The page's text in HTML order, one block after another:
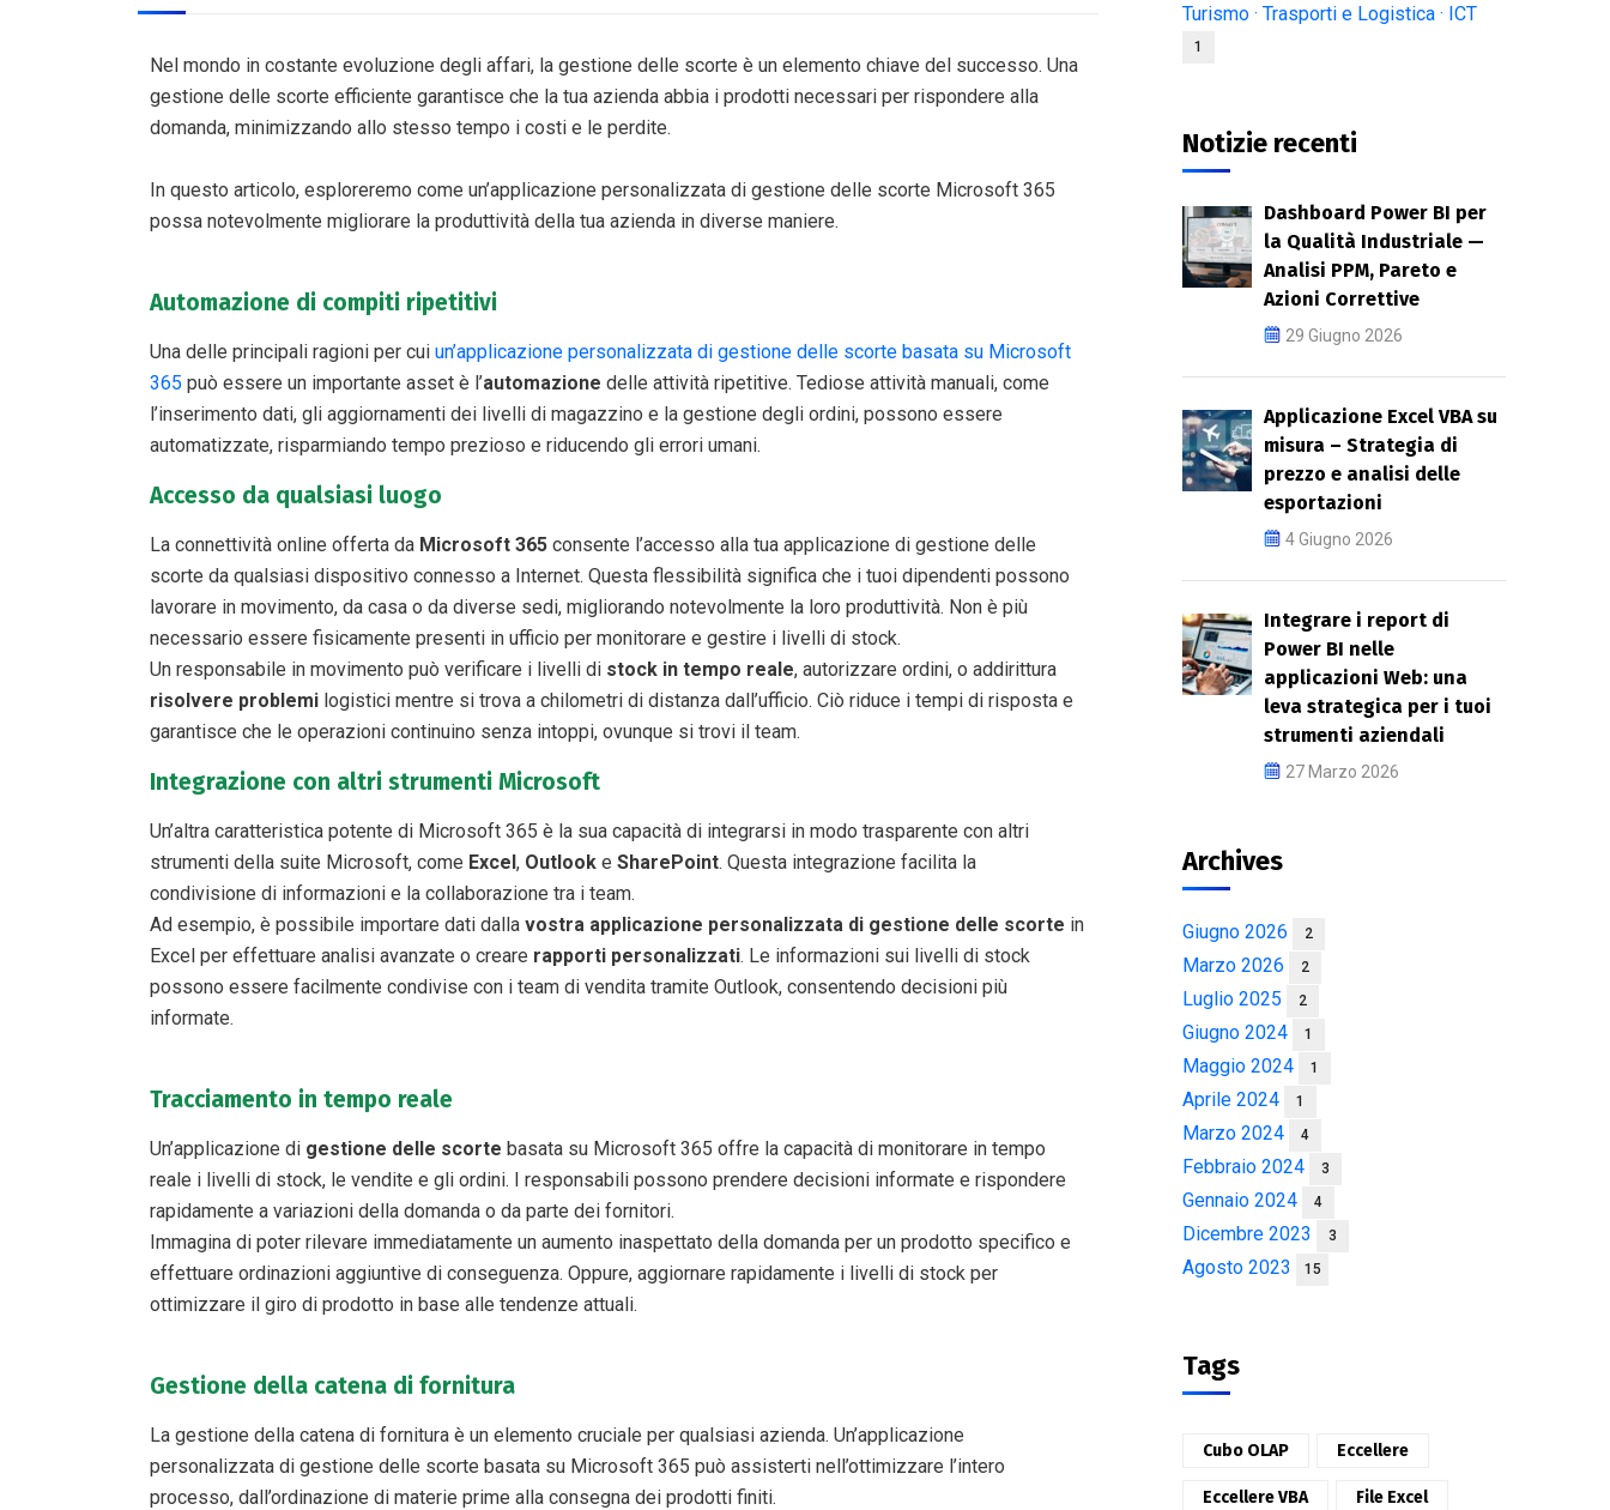
Nel mondo in costante evoluzione degli affari, la gestione delle scorte è un elemento chiave del successo. Una
gestione delle scorte efficiente garantisce che la tua azienda abbia i prodotti necessari per rispondere alla
domanda, minimizzando allo stesso tempo i costi e le perdite.
In questo articolo, esploreremo come un’applicazione personalizzata di gestione delle scorte Microsoft 365
possa notevolmente migliorare la produttività della tua azienda in diverse maniere.
Automazione di compiti ripetitivi
Una delle principali ragioni per cui un’applicazione personalizzata di gestione delle scorte basata su Microsoft
365 può essere un importante asset è l’automazione delle attività ripetitive. Tediose attività manuali, come
l’inserimento dati, gli aggiornamenti dei livelli di magazzino e la gestione degli ordini, possono essere
automatizzate, risparmiando tempo prezioso e riducendo gli errori umani.
Accesso da qualsiasi luogo​
La connettività online offerta da Microsoft 365 consente l’accesso alla tua applicazione di gestione delle
scorte da qualsiasi dispositivo connesso a Internet. Questa flessibilità significa che i tuoi dipendenti possono
lavorare in movimento, da casa o da diverse sedi, migliorando notevolmente la loro produttività. Non è più
necessario essere fisicamente presenti in ufficio per monitorare e gestire i livelli di stock.
Un responsabile in movimento può verificare i livelli di stock in tempo reale, autorizzare ordini, o addirittura
risolvere problemi logistici mentre si trova a chilometri di distanza dall’ufficio. Ciò riduce i tempi di risposta e
garantisce che le operazioni continuino senza intoppi, ovunque si trovi il team.
Integrazione con altri strumenti Microsoft​
Un’altra caratteristica potente di Microsoft 365 è la sua capacità di integrarsi in modo trasparente con altri
strumenti della suite Microsoft, come Excel, Outlook e SharePoint. Questa integrazione facilita la
condivisione di informazioni e la collaborazione tra i team.
Ad esempio, è possibile importare dati dalla vostra applicazione personalizzata di gestione delle scorte in
Excel per effettuare analisi avanzate o creare rapporti personalizzati. Le informazioni sui livelli di stock
possono essere facilmente condivise con i team di vendita tramite Outlook, consentendo decisioni più
informate.
Tracciamento in tempo reale​
Un’applicazione di gestione delle scorte basata su Microsoft 365 offre la capacità di monitorare in tempo
reale i livelli di stock, le vendite e gli ordini. I responsabili possono prendere decisioni informate e rispondere
rapidamente a variazioni della domanda o da parte dei fornitori.
Immagina di poter rilevare immediatamente un aumento inaspettato della domanda per un prodotto specifico e
effettuare ordinazioni aggiuntive di conseguenza. Oppure, aggiornare rapidamente i livelli di stock per
ottimizzare il giro di prodotto in base alle tendenze attuali.
Gestione della catena di fornitura​
La gestione della catena di fornitura è un elemento cruciale per qualsiasi azienda. Un’applicazione
personalizzata di gestione delle scorte basata su Microsoft 365 può assisterti nell’ottimizzare l’intero
processo, dall’ordinazione di materie prime alla consegna dei prodotti finiti.
Turismo · Trasporti e Logistica · ICT
1
Notizie recenti
Dashboard Power BI per
la Qualità Industriale —
Analisi PPM, Pareto e
Azioni Correttive
29 Giugno 2026
Applicazione Excel VBA su
misura – Strategia di
prezzo e analisi delle
esportazioni
4 Giugno 2026
Integrare i report di
Power BI nelle
applicazioni Web: una
leva strategica per i tuoi
strumenti aziendali
27 Marzo 2026
Archives
Giugno 2026 2
Marzo 2026 2
Luglio 2025 2
Giugno 2024 1
Maggio 2024 1
Aprile 2024 1
Marzo 2024 4
Febbraio 2024 3
Gennaio 2024 4
Dicembre 2023 3
Agosto 2023 15
Tags
Cubo OLAP Eccellere
Eccellere VBA File Excel